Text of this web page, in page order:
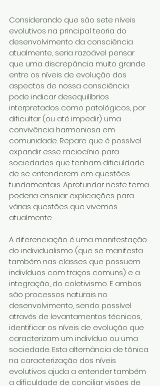
Considerando que são sete níveis
evolutivos na principal teoria do
desenvolvimento da consciência
atualmente, seria razoável pensar
que uma discrepância muito grande
entre os níveis de evolução dos
aspectos de nossa consciência
pode indicar desequilíbrios
interpretados como patológicos, por
dificultar (ou até impedir) uma
convivência harmoniosa em
comunidade. Repare que é possível
expandir esse raciocínio para
sociedades que tenham dificuldade
de se entenderem em questões
fundamentais. Aprofundar neste tema
poderia ensaiar explicações para
várias questões que vivemos
atualmente.
A diferenciação é uma manifestação
do individualismo (que se manifesta
também nas classes que possuem
indivíduos com traços comuns) e a
integração, do coletivismo. E ambos
são processos naturais no
desenvolvimento, sendo possível
através de levantamentos técnicos,
identificar os níveis de evolução que
caracterizam um indivíduo ou uma
sociedade. Esta alternância de tônica
na caracterização dos níveis
evolutivos ajuda a entender também
a dificuldade de conciliar visões de